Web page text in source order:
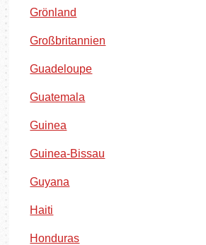
Grönland
Großbritannien
Guadeloupe
Guatemala
Guinea
Guinea-Bissau
Guyana
Haiti
Honduras